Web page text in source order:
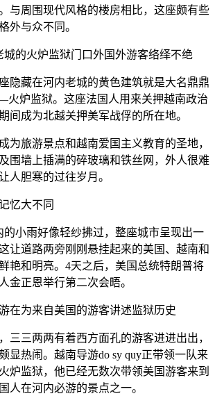
与周围现代风格的楼房相比，这座颇有些
外与众不同。
火炉监狱门口外国外游客络绎不绝
藏在河内老城的黄色建筑就是大名鼎鼎
炉监狱。这座法国人用来关押越南政治
间成为北越关押美军战俘的所在地。
旅游景点和越南爱国主义教育的圣地，
围墙上插满的碎玻璃和铁丝网，外人很难
人胆寒的过往岁月。
大不同
小雨好像轻纱拂过，整座城市呈现出一
让道路两旁刚刚悬挂起来的美国、越南和
艳和明亮。4天之后，美国总统特朗普将
金正恩举行第二次会晤。
为来自美国的游客讲述监狱历史
三两两有着西方面孔的游客进进出出，
显热闹。越南导游do sy quy正带领一队来
炉监狱，他已经无数次带领美国游客来到
人在河内必游的景点之一。